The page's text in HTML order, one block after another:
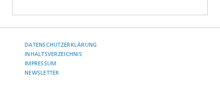
DATENSCHUTZERKLÄRUNG
INHALTSVERZEICHNIS
IMPRESSUM
NEWSLETTER